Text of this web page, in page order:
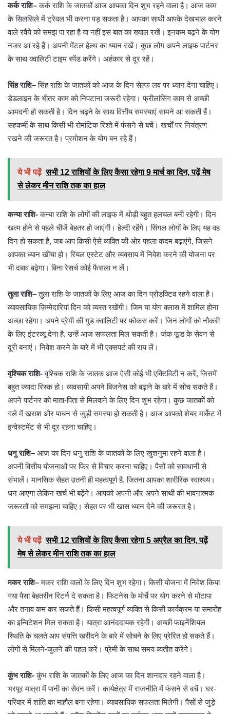
कर्क राशि–कर्क राशि के जातकों आज आपका दिन शुभ रहने वाला है। आज काम
के सिलसिले में ट्रेवल भी करना पड़ सकता है। आपका साथी आपके देखभाल करने
वाले रवैये को समझ पा रहा है या नहीं इस बात का ख्याल रखें। इनकम बढ़ने के योग
नजर आ रहे हैं। अपनी मेंटल हेल्थ का ध्यान रखें। कुछ लोग अपने लाइफ पार्टनर
के साथ क्वालिटी टाइम स्पेंड करेंगे। अहंकार से दूर रहें।
सिंह राशि–सिंह राशि के जातकों को आज के दिन सेल्फ लव पर ध्यान देना चाहिए।
डेडलाइन के भीतर काम को निपटाना जरूरी रहेगा। फ्रीलांसिंग काम से अच्छी
आमदनी हो सकती है। दिन चढ़ने के साथ वित्तीय समस्याएं सामने आ सकती हैं।
सहकर्मी के साथ किसी भी रोमांटिक रिश्ते में फंसने से बचें। खर्चों पर नियंत्रण
रखने की जरूरत है। प्रमोशन के योग बन रहे हैं।
ये भी पढ़ें सभी 12 राशियों के लिए कैसा रहेगा 9 मार्च का दिन, पढ़ें मेष
से लेकर मीन राशि तक का हाल
कन्या राशि-कन्या राशि के लोगों की लाइफ में थोड़ी बहुत हलचल बनी रहेगी। दिन
खत्म होने से पहले चीजें बेहतर हो जाएंगी। हेल्दी रहेंगे। सिंगल लोगों के लिए यह वह
दिन हो सकता है, जब आप किसी ऐसे व्यक्ति की ओर पहला कदम बढ़ाएंगे, जिसने
आपका ध्यान खींचा हो। रियल एस्टेट और व्यवसाय में निवेश करने की योजना पर
भी दबाव बढ़ेगा। बिना रेसर्च कोई फैसला न लें।
तुला राशि–तुला राशि के जातकों के लिए आज का दिन प्रोडक्टिव रहने वाला है।
व्यावसायिक ज़िम्मेदारियां दिन को व्यस्त रखेंगी। जिम या योग क्लास में शामिल होना
अच्छा रहेगा। अपने प्रेमी की गुड क्वालिटी पर फोकस करें। जिन लोगों को नौकरी
के लिए इंटरव्यू देना है, उन्हें आज सफलता मिल सकती है। जंक फूड के सेवन से
दूरी बनाएं। निवेश करने के बारे में भी एक्सपर्ट की राय लें।
वृश्चिक राशि-वृश्चिक राशि के जातक आज ऐसी कोई भी एक्टिविटी न करें, जिसमें
बहुत ज्यादा रिस्क हो। व्यवसायी अपने बिजनेस को बढ़ाने के बारे में सोच सकते हैं।
अपने पार्टनर को माता-पिता से मिलवाने के लिए दिन शुभ रहेगा। कुछ जातकों को
गले में खराश और पाचन से जुड़ी समस्या हो सकती है। आज आपको शेयर मार्केट में
इन्वेस्टमेंट से भी दूर रहना चाहिए।
धनु राशि– आज का दिन धनु राशि के जातकों के लिए खुशनुमा रहने वाला है।
अपनी वित्तीय योजनाओं पर फिर से विचार करना चाहिए। पैसों को सावधानी से
संभालें। मानसिक सेहत उतनी ही महत्वपूर्ण है, जितना आपका शारीरिक स्वास्थ्य।
धन आएगा लेकिन खर्च भी बढ़ेंगे। आपको अपनी और अपने साथी की भावनात्मक
जरूरतों को समझना चाहिए। सेहत पर भी खास ध्यान देने की जरूरत है।
ये भी पढ़ें सभी 12 राशियों के लिए कैसा रहेगा 5 अप्रैल का दिन, पढ़ें
मेष से लेकर मीन राशि तक का हाल
मकर राशि–मकर राशि वालों के लिए दिन शुभ रहेगा। किसी योजना में निवेश किया
गया पैसा बेहतरीन रिटर्न दे सकता है। फिटनेस के मोर्चे पर योग करने से मोटापा
और तनाव कम कर सकते हैं। किसी महत्वपूर्ण व्यक्ति से किसी कार्यक्रम या समारोह
का इन्विटेशन मिल सकता है। यात्रा आनंददायक रहेगी। अच्छी फाइनेंशियल
स्थिति के चलते आप संपत्ति खरीदने के बारे में सोचने के लिए प्रेरित हो सकते हैं।
लोगों से मिलने-जुलने की पहल करें। प्रेमी के साथ समय व्यतीत करेंगे।
कुंभ राशि-कुंभ राशि के जातकों के लिए आज का दिन शानदार रहने वाला है।
भरपूर मात्रा में पानी का सेवन करें। कार्यक्षेत्र में राजनीति में फंसने से बचें। घर-
परिवार में शांति का माहौल बना रहेगा। व्यावसायिक सफलता मिलेगी। पैसों से जुड़े